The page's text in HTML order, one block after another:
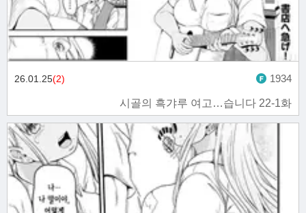
시골의 흑갸루 여고…습니다 22-1화
26.01.25(2) 1934